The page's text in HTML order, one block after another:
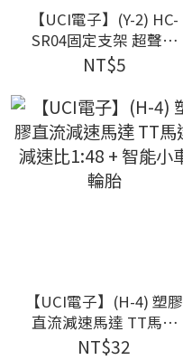
【UCI電子】(Y-2) HC-
SR04固定支架 超聲波
感測器 測距 智慧小車
NT$5
【UCI電子】(H-4) 塑膠
直流減速馬達 TT馬達
減速比1:48 + 智能小車
NT$32